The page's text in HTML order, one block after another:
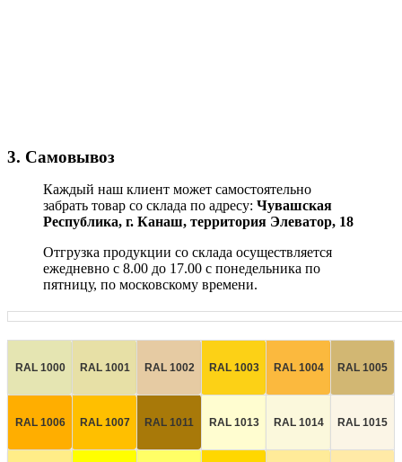
3. Самовывоз
Каждый наш клиент может самостоятельно
забрать товар со склада по адресу: Чувашская
Республика, г. Канаш, территория Элеватор, 18
Отгрузка продукции со склада осуществляется
ежедневно с 8.00 до 17.00 с понедельника по
пятницу, по московскому времени.
RAL 1000 RAL 1001 RAL 1002 RAL 1003 RAL 1004 RAL 1005
RAL 1006 RAL 1007 RAL 1011 RAL 1013 RAL 1014 RAL 1015